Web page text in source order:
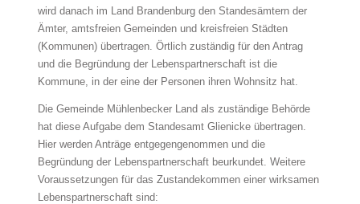
wird danach im Land Brandenburg den Standesämtern der
Ämter, amtsfreien Gemeinden und kreisfreien Städten
(Kommunen) übertragen. Örtlich zuständig für den Antrag
und die Begründung der Lebenspartnerschaft ist die
Kommune, in der eine der Personen ihren Wohnsitz hat.
Die Gemeinde Mühlenbecker Land als zuständige Behörde
hat diese Aufgabe dem Standesamt Glienicke übertragen.
Hier werden Anträge entgegengenommen und die
Begründung der Lebenspartnerschaft beurkundet. Weitere
Voraussetzungen für das Zustandekommen einer wirksamen
Lebenspartnerschaft sind: